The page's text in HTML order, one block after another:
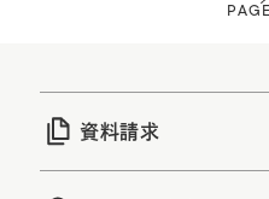
資料請求